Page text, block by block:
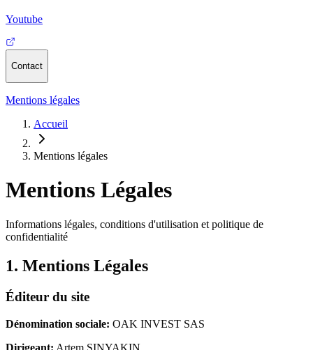
Youtube
Contact
Mentions légales
Accueil
Mentions légales
Mentions Légales
Informations légales, conditions d'utilisation et politique de
confidentialité
1. Mentions Légales
Éditeur du site
Dénomination sociale: OAK INVEST SAS
Dirigeant: Artem SINYAKIN